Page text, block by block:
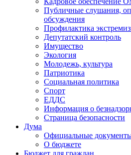
Публичные слушания,
обсуждения
Профилактика
Депутатский контроль
Имущество
Экология
Молодежь, культура
Патриотика
Социальная политика
Спорт
ЕДДС
Информация о
Страница безопасности
Дума
Официальные
О бюджете
Бюджет для граждан